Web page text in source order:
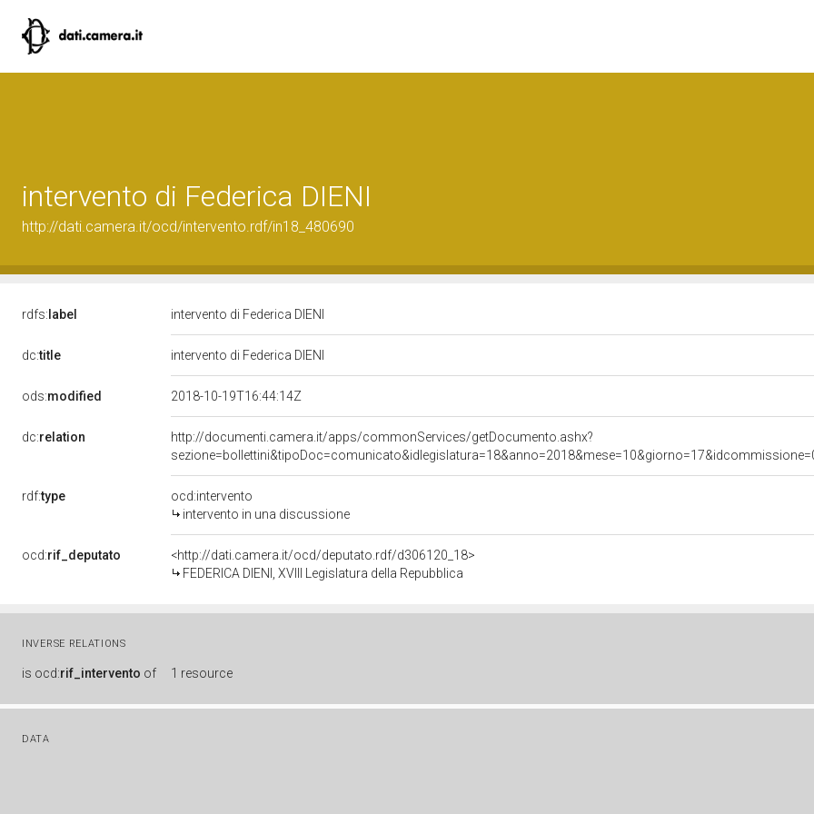
intervento di Federica DIENI
http://dati.camera.it/ocd/intervento.rdf/in18_480690
rdfs: label intervento di Federica DIENI
dc:title intervento di Federica DIENI
ods:modified 2018-10-19T16:44:14Z
dc:relation
http://documenti.camera.it/apps/commonServices/getDocumento.ashx?
rdf:type
ocd:intervento
intervento in una discussione
ocd:rif_deputato
<http://dati.camera.it/ocd/deputato.rdf/d306120_18>
FEDERICA DIENI, XVIII Legislatura della Repubblica
INVERSE RELATIONS
is ocd:rif_intervento of 1 resource
DATA